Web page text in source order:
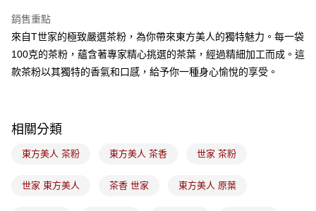
運送方式
7-11取貨(5kg以內，尺寸不超過90cm)
付款後門市自取
免運費
銷售重點
來自T世家的極致嚴選茶粉，為你帶來東方美人的獨特魅力。每一袋
100克的茶粉，蘊含著專家精心挑選的茶葉，經過精細加工而成。這
款茶粉以其獨特的香氣和口感，給予你一種身心愉悅的享受。
相關分類
東方美人 茶粉 東方美人 茶香 世家 茶粉
世家 東方美人 茶香 世家 東方美人 原葉